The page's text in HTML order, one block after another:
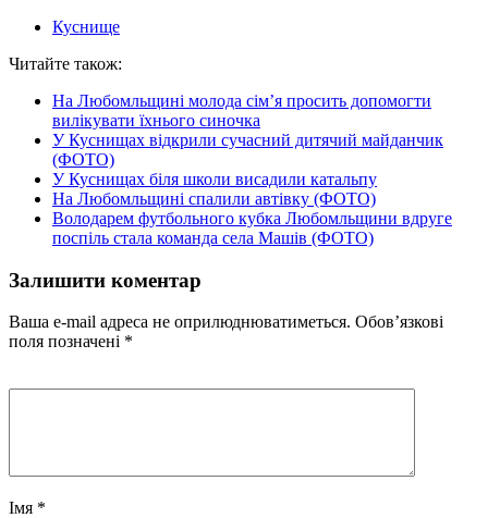
Куснище
Читайте також:
На Любомльщині молода сім’я просить допомогти
вилікувати їхнього синочка
У Куснищах відкрили сучасний дитячий майданчик
(ФОТО)
У Куснищах біля школи висадили катальпу
На Любомльщині спалили автівку (ФОТО)
Володарем футбольного кубка Любомльщини вдруге
поспіль стала команда села Машів (ФОТО)
Залишити коментар
Ваша e-mail адреса не оприлюднюватиметься. Обов’язкові
поля позначені *
Імя *